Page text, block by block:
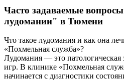
Часто задаваемые
лудомании" в Тюмени
Что такое лудомания и как она
«Похмельная служба»?
Лудомания — это патологическая
игр. В клинике «Похмельная
начинается с диагностики